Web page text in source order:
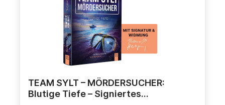
TEAM SYLT – MÖRDERSUCHER:
Blutige Tiefe – Signiertes